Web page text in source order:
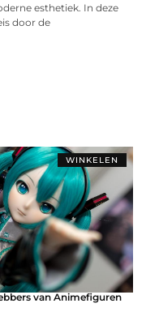
esthetiek. In deze
door de
WINKELEN
van Animefiguren